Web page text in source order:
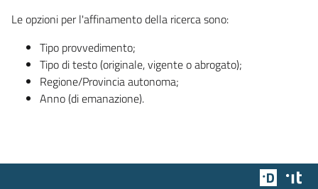
Le opzioni per l'affinamento della ricerca sono:
Tipo provvedimento;
Tipo di testo (originale, vigente o abrogato);
Regione/Provincia autonoma;
Anno (di emanazione).
Team